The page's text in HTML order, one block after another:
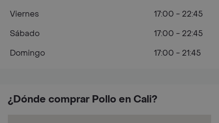
¿Dónde comprar Pollo en Cali?
Viernes
17:00 - 22:45
Sábado
17:00 - 22:45
Domingo
17:00 - 21:45